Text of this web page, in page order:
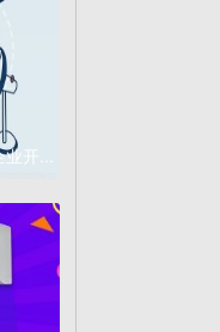
开...